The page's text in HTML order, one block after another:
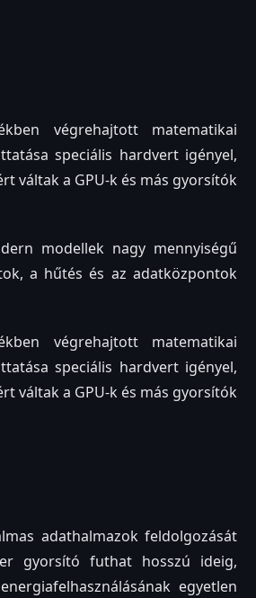
végrehajtott matematikai
speciális hardvert igényel,
váltak a GPU-k és más gyorsítók
modellek nagy mennyiségű
a hűtés és az adatközpontok
végrehajtott matematikai
speciális hardvert igényel,
váltak a GPU-k és más gyorsítók
adathalmazok feldolgozását
gyorsító futhat hosszú ideig,
egyetlen